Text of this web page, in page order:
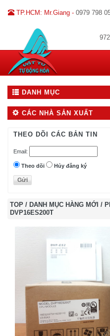
TP.HCM: Mr.Giang - 0979 798
DANH MỤC
CÁC NHÀ SẢN XUẤT
THEO DÕI CÁC BẢN TIN
Email:
Theo dõi Hủy đăng ký
TOP / DANH MỤC HÀNG MỚI /
DVP16ES200T